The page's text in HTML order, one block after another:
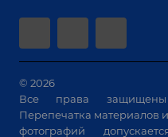
Машины контактной сварки
Универсальные зажимы
Системы аспирации
автоматизации
© 2026
Все права
Перепечатка материалов
фотографий